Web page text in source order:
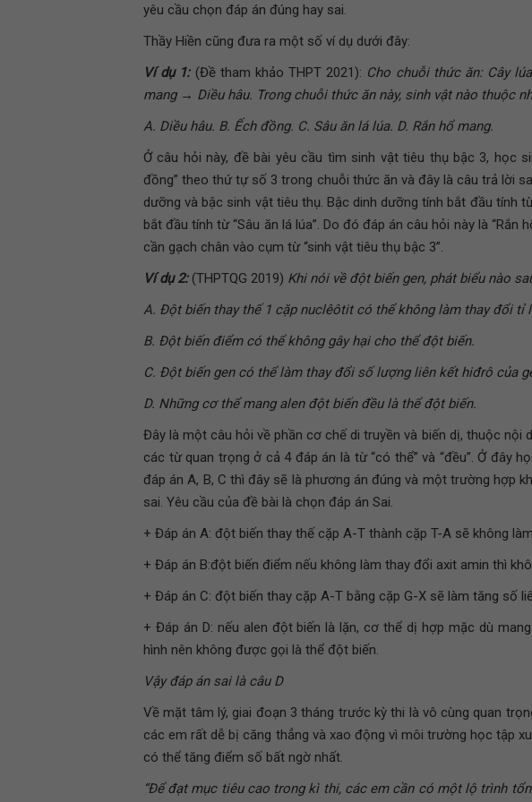
yêu cầu chọn đáp án đúng hay sai.
Thầy Hiền cũng đưa ra một số ví dụ dưới đây:
Ví dụ 1:(Đề tham khảo THPT 2021): Cho chuỗi thức ăn: Cây
mang → Diều hâu. Trong chuỗi thức ăn này, sinh vật nào thuộc
A. Diều hâu. B. Ếch đồng. C. Sâu ăn lá lúa. D. Rắn hổ mang.
Ở câu hỏi này, đề bài yêu cầu tìm sinh vật tiêu thụ bậc 3, học
đồng” theo thứ tự số 3 trong chuỗi thức ăn và đây là câu trả lời
dưỡng và bậc sinh vật tiêu thụ. Bậc dinh dưỡng tính bắt đầu tính
bắt đầu tính từ “Sâu ăn lá lúa”. Do đó đáp án câu hỏi này là “Rắn
cần gạch chân vào cụm từ “sinh vật tiêu thụ bậc 3”.
Ví dụ 2:(THPTQG 2019) Khi nói về đột biến gen, phát biểu nào
A. Đột biến thay thế 1 cặp nuclêôtit có thể không làm thay đổi tỉ
B. Đột biến điểm có thể không gây hại cho thể đột biến.
C. Đột biến gen có thể làm thay đổi số lượng liên kết hiđrô của
D. Những cơ thể mang alen đột biến đều là thể đột biến.
Đây là một câu hỏi về phần cơ chế di truyền và biến dị, thuộc nội
các từ quan trọng ở cả 4 đáp án là từ “có thể” và “đều”. Ở đây
đáp án A, B, C thì đây sẽ là phương án đúng và một trường hợp
sai. Yêu cầu của đề bài là chọn đáp án Sai.
+ Đáp án A: đột biến thay thế cặp A-T thành cặp T-A sẽ không
+ Đáp án B:đột biến điểm nếu không làm thay đổi axit amin thì
+ Đáp án C: đột biến thay cặp A-T bằng cặp G-X sẽ làm tăng số
+ Đáp án D: nếu alen đột biến là lặn, cơ thể dị hợp mặc dù
hình nên không được gọi là thể đột biến.
Vậy đáp án sai là câu D
Về mặt tâm lý, giai đoạn 3 tháng trước kỳ thi là vô cùng quan
các em rất dễ bị căng thẳng và xao động vì môi trường học tập
có thể tăng điểm số bất ngờ nhất.
“Để đạt mục tiêu cao trong kì thi, các em cần có một lộ trình